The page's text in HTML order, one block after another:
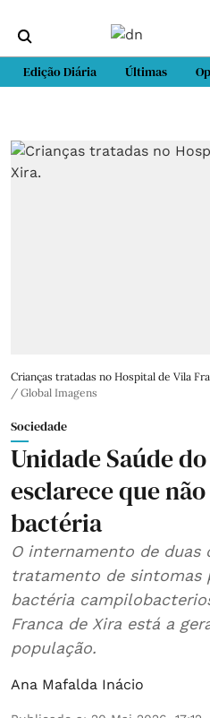
Edição Diária Últimas
Crianças tratadas no Hospital de Vila
/ Global Imagens
Sociedade
Unidade Saúde
esclarece que
bactéria
O internamento de duas
tratamento de sintomas
bactéria
Franca de Xira está a
população.
Ana Mafalda Inácio